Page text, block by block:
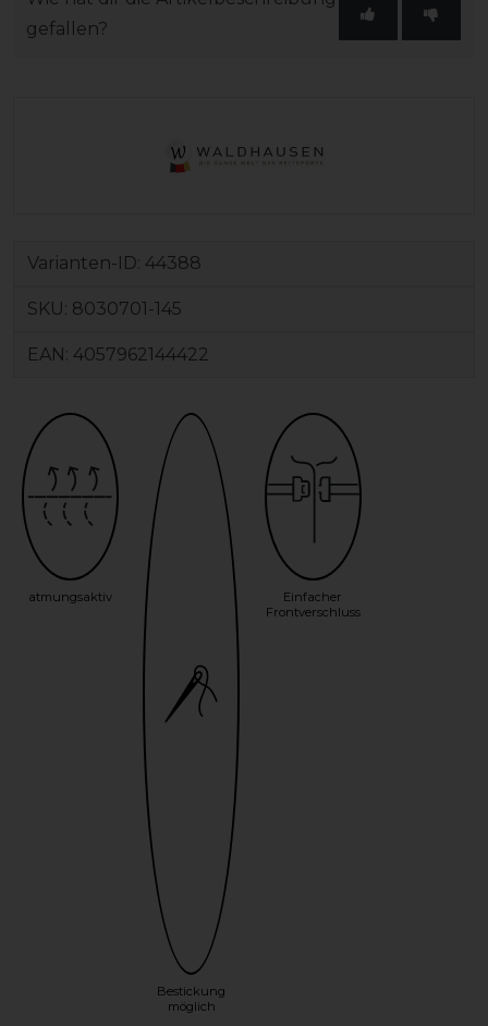
gefallen?
Varianten-ID: 44388
SKU: 8030701-145
EAN: 4057962144422
atmungsaktiv
Bestickung
möglich
Einfacher
Frontverschluss